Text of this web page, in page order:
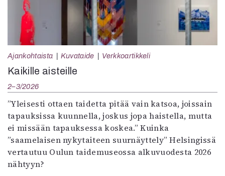
Ajankohtaista Kuvataide Verkkoartikkeli
Kaikille aisteille
2–3/2026
”Yleisesti ottaen taidetta pitää vain katsoa, joissain
tapauksissa kuunnella, joskus jopa haistella, mutta
ei missään tapauksessa koskea.” Kuinka
”saamelaisen nykytaiteen suurnäyttely” Helsingissä
vertautuu Oulun taidemuseossa alkuvuodesta 2026
nähtyyn?